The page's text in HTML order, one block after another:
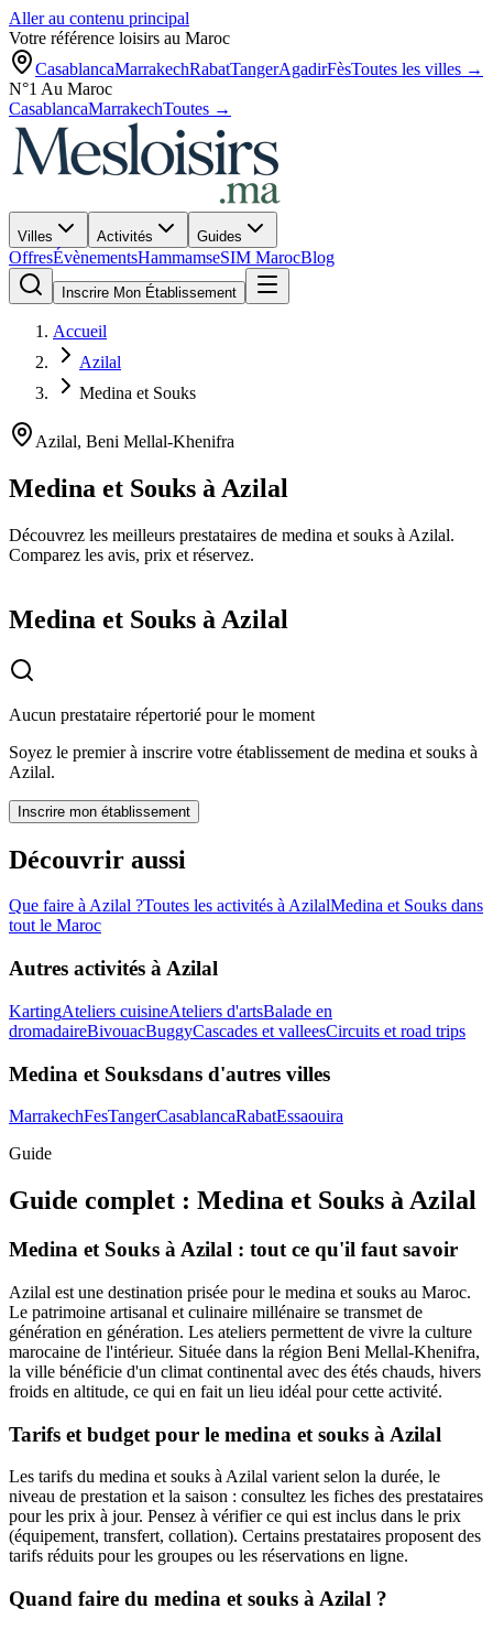
Aller au contenu principal
Votre référence loisirs au Maroc
CasablancaMarrakechRabatTangerAgadirFèsToutes les villes →
N°1 Au Maroc
CasablancaMarrakechToutes →
Villes Activités Guides
OffresÉvènementsHammamseSIM MarocBlog
Inscrire Mon Établissement
Accueil
Azilal
Medina et Souks
Azilal, Beni Mellal-Khenifra
Medina et Souks à Azilal
Découvrez les meilleurs prestataires de medina et souks à Azilal.
Comparez les avis, prix et réservez.
Medina et Souks à Azilal
Aucun prestataire répertorié pour le moment
Soyez le premier à inscrire votre établissement de medina et souks à
Azilal.
Inscrire mon établissement
Découvrir aussi
Que faire àAzilal ?Toutes les activités àAzilalMedina et Souks dans
tout le Maroc
Autres activités à Azilal
KartingAteliers cuisineAteliers d'artsBalade en
dromadaireBivouacBuggyCascades et valleesCircuits et road trips
Medina et Souksdans d'autres villes
MarrakechFesTangerCasablancaRabatEssaouira
Guide
Guide complet : Medina et Souks àAzilal
Medina et Souks à Azilal : tout ce qu'il faut savoir
Azilal est une destination prisée pour le medina et souks au Maroc.
Le patrimoine artisanal et culinaire millénaire se transmet de
génération en génération. Les ateliers permettent de vivre la culture
marocaine de l'intérieur. Située dans la région Beni Mellal-Khenifra,
la ville bénéficie d'un climat continental avec des étés chauds, hivers
froids en altitude, ce qui en fait un lieu idéal pour cette activité.
Tarifs et budget pour le medina et souks à Azilal
Les tarifs du medina et souks à Azilal varient selon la durée, le
niveau de prestation et la saison : consultez les fiches des prestataires
pour les prix à jour. Pensez à vérifier ce qui est inclus dans le prix
(équipement, transfert, collation). Certains prestataires proposent des
tarifs réduits pour les groupes ou les réservations en ligne.
Quand faire du medina et souks à Azilal ?